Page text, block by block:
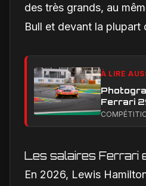
des très grands, au
Bull et devant la plupart
À LIRE
Ferrari
action :
Les salaires Ferrari
En 2026, Lewis